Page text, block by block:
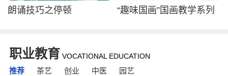
朗诵技巧之停顿 “趣味国画”国画教学系列
职业教育 VOCATIONAL EDUCATION
推荐 茶艺 创业 中医 园艺